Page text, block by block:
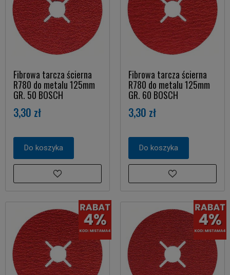
Fibrowa tarcza ścierna
R780 do metalu 125mm
GR. 50 BOSCH
3,30 zł
Do koszyka
Fibrowa tarcza ścierna
R780 do metalu 125mm
GR. 60 BOSCH
3,30 zł
Do koszyka